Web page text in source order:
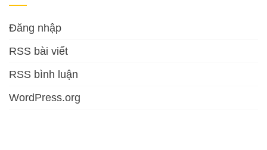
Đăng nhập
RSS bài viết
RSS bình luận
WordPress.org